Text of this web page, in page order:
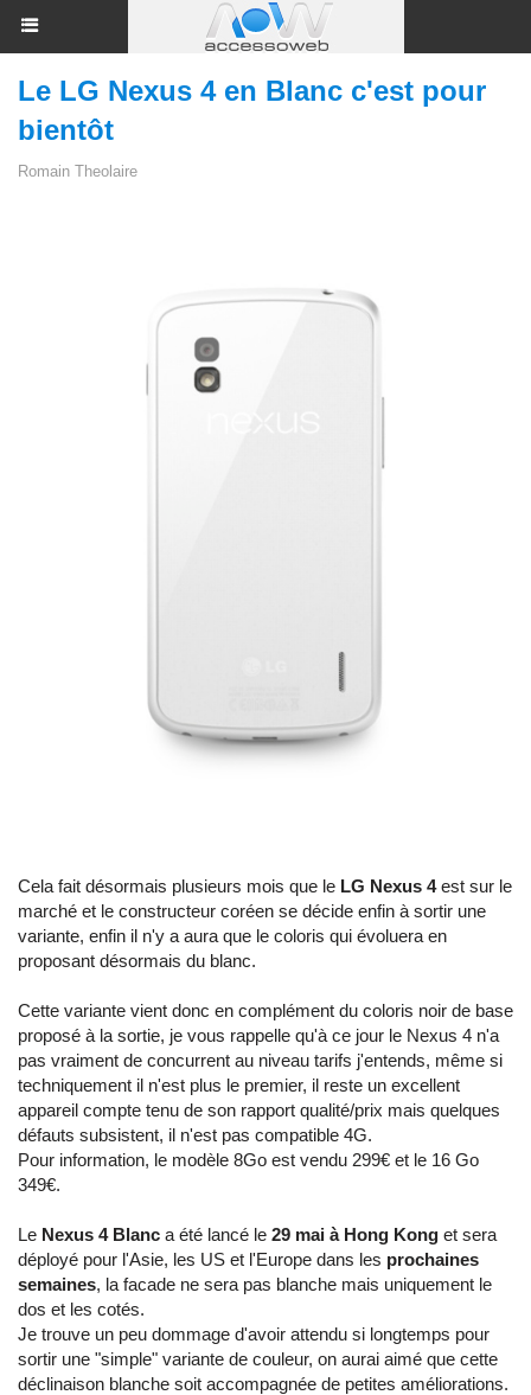
Le LG Nexus 4 en Blanc c'est pour
bientôt
Romain Theolaire
Cela fait désormais plusieurs mois que le LG Nexus 4est sur le
marché et le constructeur coréen se décide enfin à sortir une
variante, enfin il n'y a aura que le coloris qui évoluera en
proposant désormais du blanc.
Cette variante vient donc en complément du coloris noir de base
proposé à la sortie, je vous rappelle qu'à ce jour le Nexus 4 n'a
pas vraiment de concurrent au niveau tarifs j'entends, même si
techniquement il n'est plus le premier, il reste un excellent
appareil compte tenu de son rapport qualité/prix mais quelques
défauts subsistent, il n'est pas compatible 4G.
Pour information, le modèle 8Go est vendu 299€ et le 16 Go
349€.
Le Nexus 4 Blanc a été lancé le 29 mai à Hong Kong et sera
déployé pour l'Asie, les US et l'Europe dans les prochaines
semaines, la facade ne sera pas blanche mais uniquement le
dos et les cotés.
Je trouve un peu dommage d'avoir attendu si longtemps pour
sortir une "simple" variante de couleur, on aurai aimé que cette
déclinaison blanche soit accompagnée de petites améliorations.